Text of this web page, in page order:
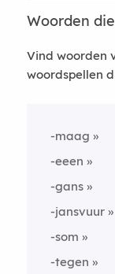
Woorden
Vind woorden
woordspellen
-maag
-eeen
-gans
-jansvuur
-som
-tegen